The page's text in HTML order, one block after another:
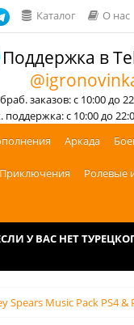
Каталог О нас
Поддержка в
заказов: с 10:00 до
поддержка: с 10:00 до
Аркада
Приключения Ролевые
У ВАС НЕТ
Spears Music Pack PS4 &